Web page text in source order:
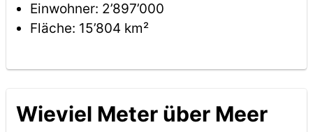
Einwohner: 2’897’000
Fläche: 15’804 km²
Wieviel Meter über Meer